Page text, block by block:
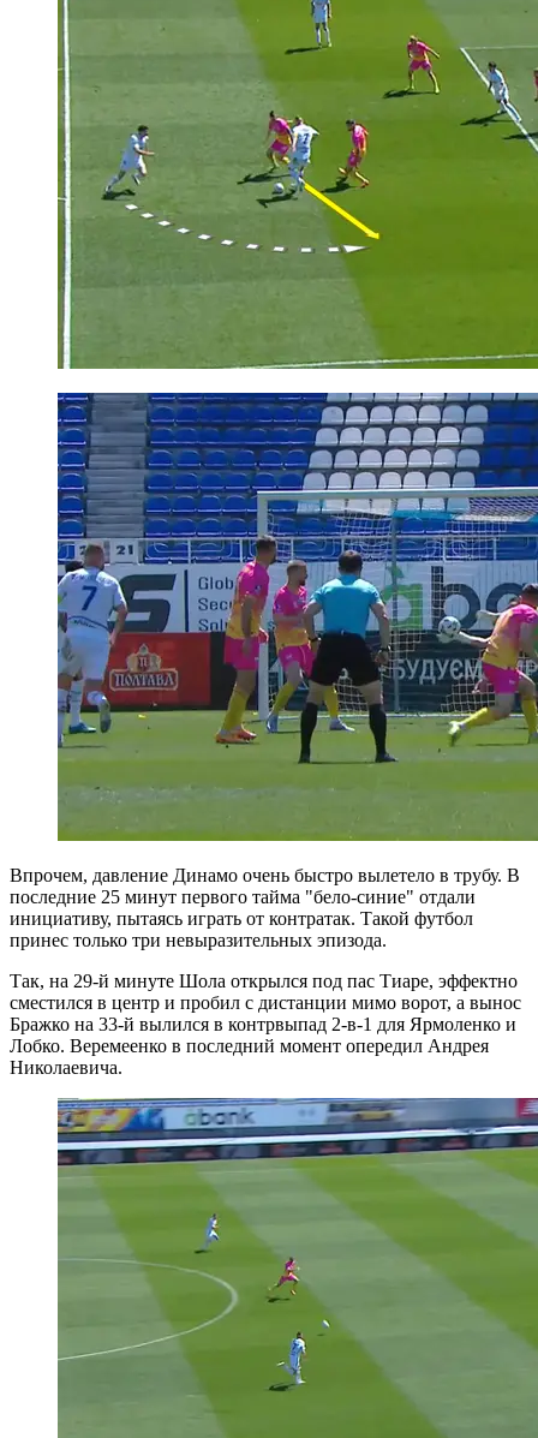
Впрочем, давление Динамо очень быстро вылетело в трубу. В
последние 25 минут первого тайма "бело-синие" отдали
инициативу, пытаясь играть от контратак. Такой футбол
принес только три невыразительных эпизода.
Так, на 29-й минуте Шола открылся под пас Тиаре, эффектно
сместился в центр и пробил с дистанции мимо ворот, а вынос
Бражко на 33-й вылился в контрвыпад 2-в-1 для Ярмоленко и
Лобко. Веремеенко в последний момент опередил Андрея
Николаевича.